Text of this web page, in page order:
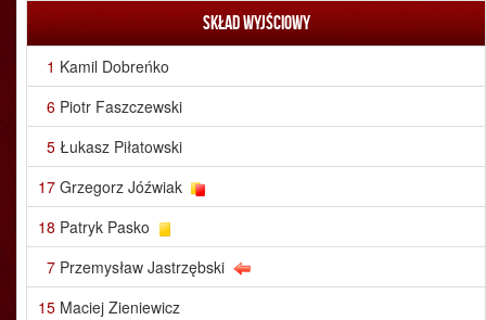
Skład wyjściowy
1 Kamil Dobreńko
6 Piotr Faszczewski
5 Łukasz Piłatowski
17 Grzegorz Jóźwiak
18 Patryk Pasko
7 Przemysław Jastrzębski
15 Maciej Zieniewicz